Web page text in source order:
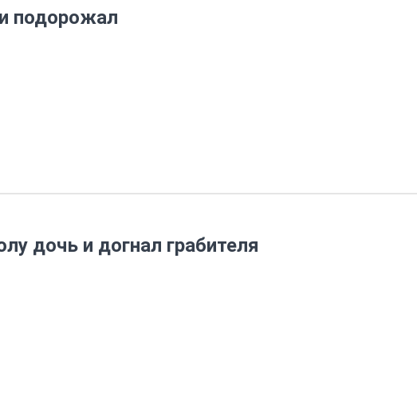
подорожал
дочь и догнал грабителя